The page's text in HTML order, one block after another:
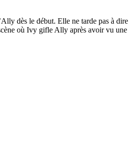
dès le début. Elle ne tarde pas à dire
où Ivy gifle Ally après avoir vu une